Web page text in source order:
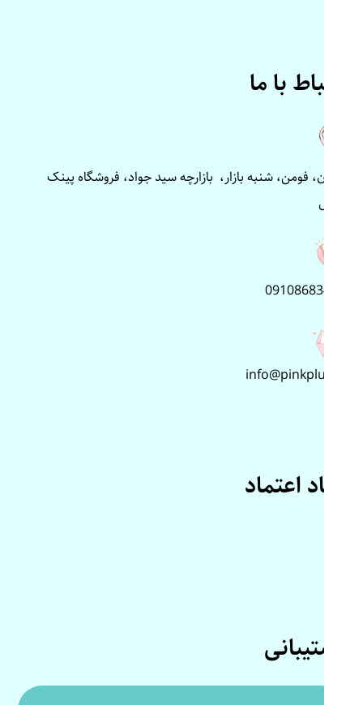
ارتباط با ما
گیلان، فومن، شنبه بازار، بازارچه سید جواد، فروشگاه پینک
پلاس
09108683499
info@pinkplus.ir
نماد اعتماد
پشتیبانی